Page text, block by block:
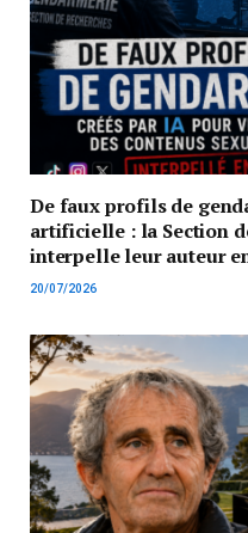
De faux profils de
artificielle : la Section
interpelle leur auteur
20/07/2026